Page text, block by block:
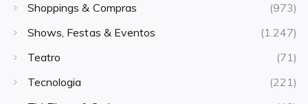
Shoppings & Compras
(973)
Shows, Festas & Eventos
(1.247)
Teatro
(71)
Tecnologia
(221)